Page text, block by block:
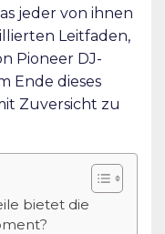
jeder von ihnen
Leitfaden,
Pioneer DJ-
Ende dieses
Zuversicht zu
bietet die